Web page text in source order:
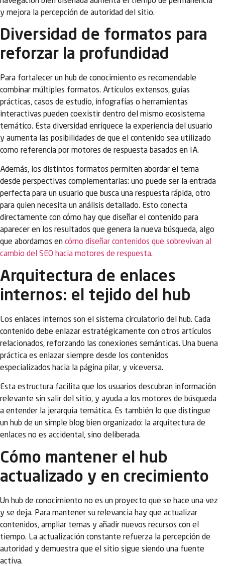
y mejora la percepción de autoridad del sitio.
Diversidad de formatos para
reforzar la profundidad
Para fortalecer un hub de conocimiento es recomendable
combinar múltiples formatos. Artículos extensos, guías
prácticas, casos de estudio, infografías o herramientas
interactivas pueden coexistir dentro del mismo ecosistema
temático. Esta diversidad enriquece la experiencia del usuario
y aumenta las posibilidades de que el contenido sea utilizado
como referencia por motores de respuesta basados en IA.
Además, los distintos formatos permiten abordar el tema
desde perspectivas complementarias: uno puede ser la entrada
perfecta para un usuario que busca una respuesta rápida, otro
para quien necesita un análisis detallado. Esto conecta
directamente con cómo hay que diseñar el contenido para
aparecer en los resultados que genera la nueva búsqueda, algo
que abordamos en cómo diseñar contenidos que sobrevivan al
cambio del SEO hacia motores de respuesta.
Arquitectura de enlaces
internos: el tejido del hub
Los enlaces internos son el sistema circulatorio del hub. Cada
contenido debe enlazar estratégicamente con otros artículos
relacionados, reforzando las conexiones semánticas. Una buena
práctica es enlazar siempre desde los contenidos
especializados hacia la página pilar, y viceversa.
Esta estructura facilita que los usuarios descubran información
relevante sin salir del sitio, y ayuda a los motores de búsqueda
a entender la jerarquía temática. Es también lo que distingue
un hub de un simple blog bien organizado: la arquitectura de
enlaces no es accidental, sino deliberada.
Cómo mantener el hub
actualizado y en crecimiento
Un hub de conocimiento no es un proyecto que se hace una vez
y se deja. Para mantener su relevancia hay que actualizar
contenidos, ampliar temas y añadir nuevos recursos con el
tiempo. La actualización constante refuerza la percepción de
autoridad y demuestra que el sitio sigue siendo una fuente
activa.